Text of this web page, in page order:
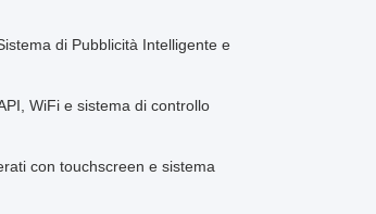
di Pubblicità Intelligente e
WiFi e sistema di controllo
con touchscreen e sistema